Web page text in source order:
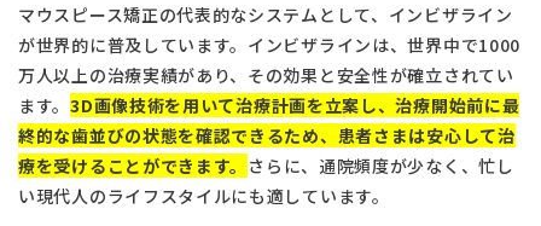
マウスピース矯正の代表的なシステムとして、インビザライン
が世界的に普及しています。インビザラインは、世界中で1000
万人以上の治療実績があり、その効果と安全性が確立されてい
ます。3D画像技術を用いて治療計画を立案し、治療開始前に最
終的な歯並びの状態を確認できるため、患者さまは安心して治
療を受けることができます。 さらに、通院頻度が少なく、忙し
い現代人のライフスタイルにも適しています。